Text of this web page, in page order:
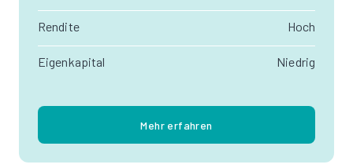
Rendite Hoch
Eigenkapital Niedrig
Mehr erfahren